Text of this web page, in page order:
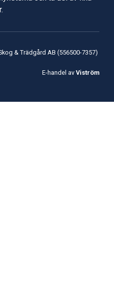
& Trädgård AB (556500-7357)
E-handel av Viström